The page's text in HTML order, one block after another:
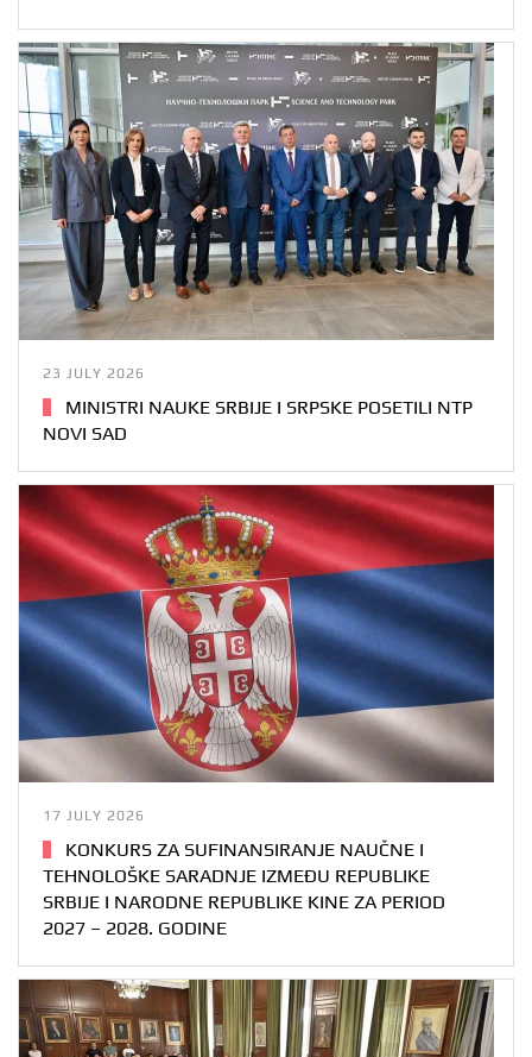
23 JULY 2026
MINISTRI NAUKE SRBIJE I SRPSKE POSETILI NTP
NOVI SAD
17 JULY 2026
KONKURS ZA SUFINANSIRANJE NAUČNE I
TEHNOLOŠKE SARADNJE IZMEĐU REPUBLIKE
SRBIJE I NARODNE REPUBLIKE KINE ZA PERIOD
2027 – 2028. GODINE